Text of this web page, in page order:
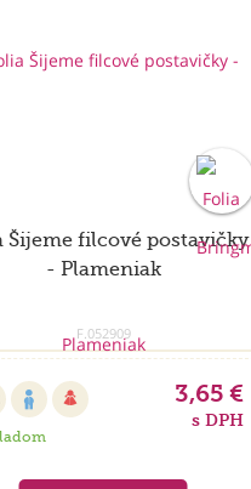
Šijeme filcové postavičky
- Plameniak
F.052909
3,65 €
s DPH